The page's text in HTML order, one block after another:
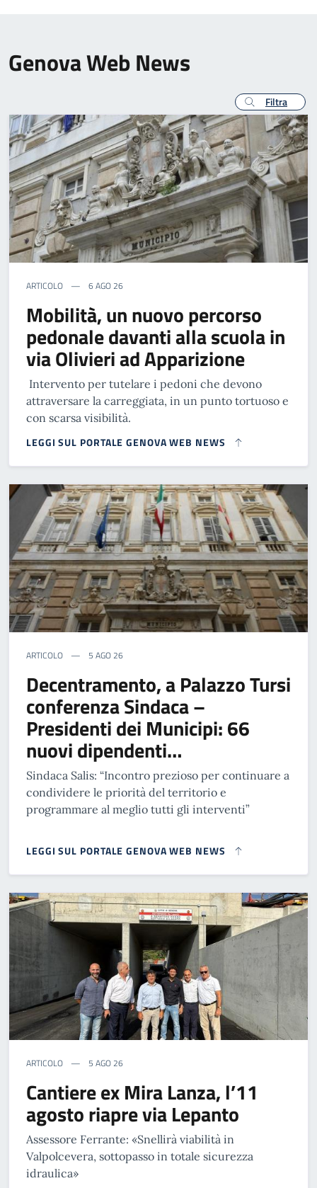
Genova Web News
Filtra
ARTICOLO 6 AGO 26
Mobilità, un nuovo percorso
pedonale davanti alla scuola in
via Olivieri ad Apparizione
Intervento per tutelare i pedoni che devono
attraversare la carreggiata, in un punto tortuoso e
con scarsa visibilità.
LEGGI SUL PORTALE GENOVA WEB NEWS
ARTICOLO 5 AGO 26
Decentramento, a Palazzo Tursi
conferenza Sindaca –
Presidenti dei Municipi: 66
nuovi dipendenti…
Sindaca Salis: “Incontro prezioso per continuare a
condividere le priorità del territorio e
programmare al meglio tutti gli interventi”
LEGGI SUL PORTALE GENOVA WEB NEWS
ARTICOLO 5 AGO 26
Cantiere ex Mira Lanza, l’11
agosto riapre via Lepanto
Assessore Ferrante: «Snellirà viabilità in
Valpolcevera, sottopasso in totale sicurezza
idraulica»